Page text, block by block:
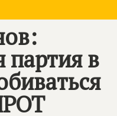
партия в